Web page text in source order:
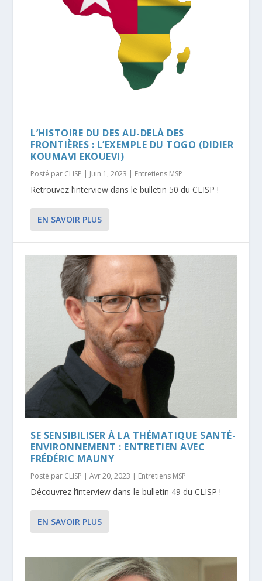
L’HISTOIRE DU DES AU-DELÀ DES
FRONTIÈRES : L’EXEMPLE DU TOGO (DIDIER
KOUMAVI EKOUEVI)
Posté par CLISP | Juin 1, 2023 | Entretiens MSP
Retrouvez l’interview dans le bulletin 50 du CLISP !
EN SAVOIR PLUS
SE SENSIBILISER À LA THÉMATIQUE SANTÉ-
ENVIRONNEMENT : ENTRETIEN AVEC
FRÉDÉRIC MAUNY
Posté par CLISP |Avr 20, 2023 | Entretiens MSP
Découvrez l’interview dans le bulletin 49 du CLISP !
EN SAVOIR PLUS